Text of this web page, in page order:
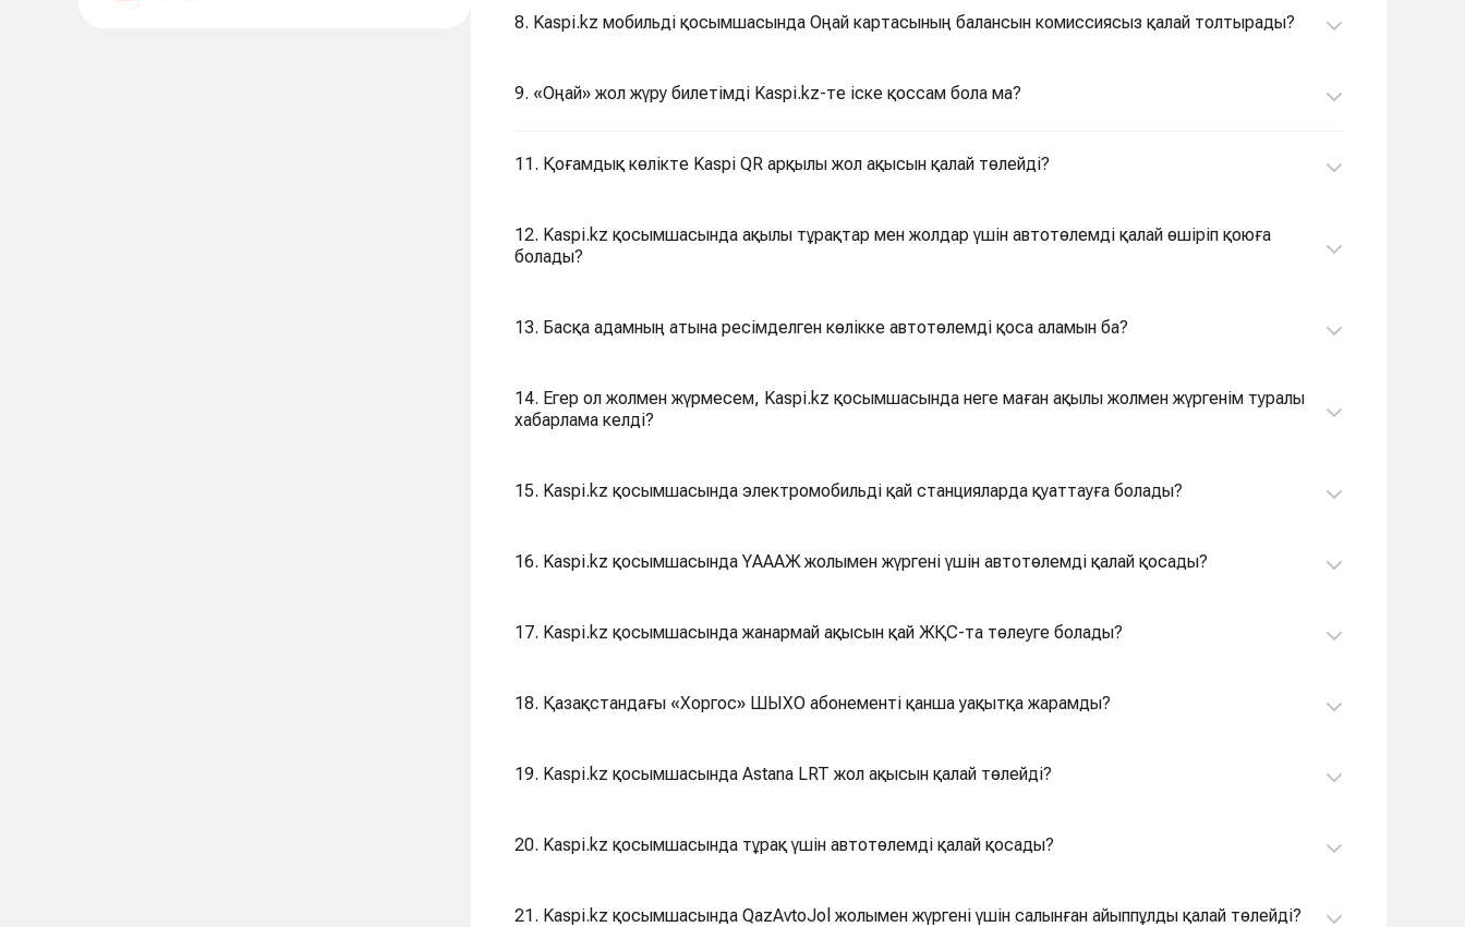
8. Kaspi.kz мобильді қосымшасында Оңай картасының балансын комиссиясыз қалай толтырады?
9. «Оңай» жол жүру билетімді Kaspi.kz-те іске қоссам бола ма?
11. Қоғамдық көлікте Kaspi QR арқылы жол ақысын қалай төлейді?
12. Kaspi.kz қосымшасында ақылы тұрақтар мен жолдар үшін автотөлемді қалай өшіріп қоюға
болады?
13. Басқа адамның атына ресімделген көлікке автотөлемді қоса аламын ба?
14. Егер ол жолмен жүрмесем, Kaspi.kz қосымшасында неге маған ақылы жолмен жүргенім туралы
хабарлама келді?
15. Kaspi.kz қосымшасында электромобильді қай станцияларда қуаттауға болады?
16. Kaspi.kz қосымшасында ҮАААЖ жолымен жүргені үшін автотөлемді қалай қосады?
17. Kaspi.kz қосымшасында жанармай ақысын қай ЖҚС-та төлеуге болады?
18. Қазақстандағы «Хоргос» ШЫХО абонементі қанша уақытқа жарамды?
19. Kaspi.kz қосымшасында Astana LRT жол ақысын қалай төлейді?
20. Kaspi.kz қосымшасында тұрақ үшін автотөлемді қалай қосады?
21. Kaspi.kz қосымшасында QazAvtoJol жолымен жүргені үшін салынған айыппұлды қалай төлейді?